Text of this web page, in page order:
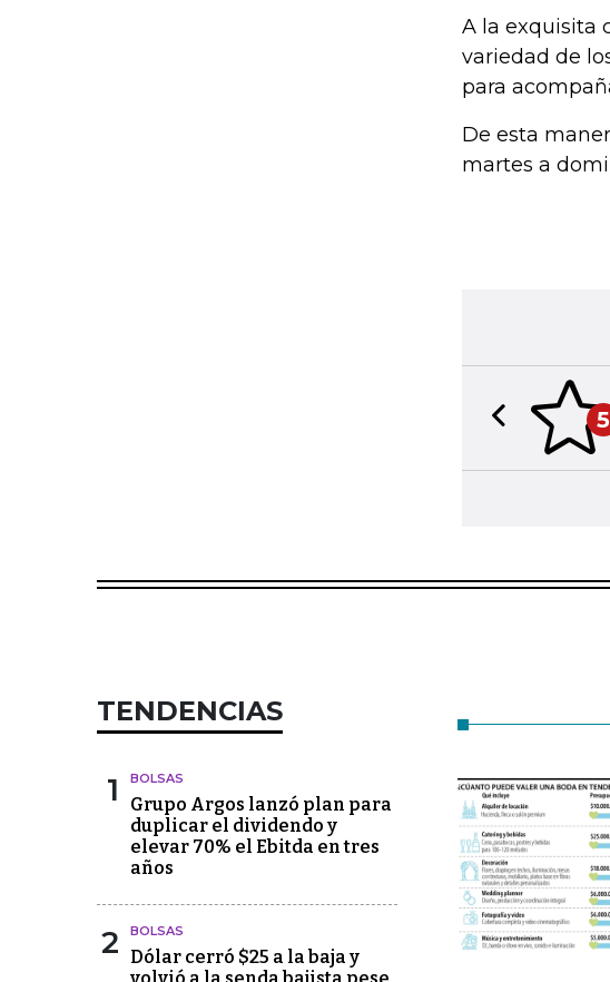
A la exquisita
variedad de
para
De esta
martes a
5
Previous
TENDENCIAS
1 BOLSAS
Grupo Argos lanzó plan para
duplicar el dividendo y
elevar 70% el Ebitda en tres
años
2 BOLSAS
Dólar cerró $25 a la baja y